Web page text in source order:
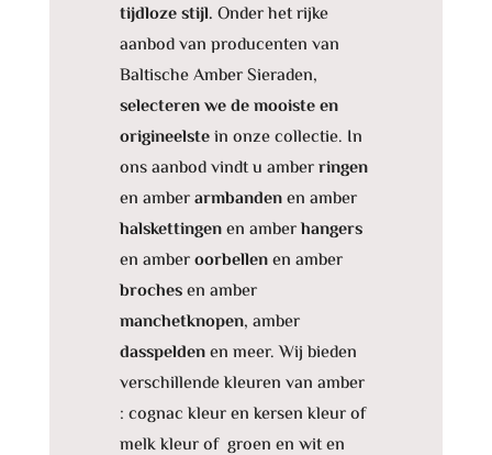
tijdloze stijl. Onder het rijke
aanbod van producenten van
Baltische Amber Sieraden,
selecteren we de mooiste en
origineelstein onze collectie. In
ons aanbod vindt u amberringen
en amberarmbandenen amber
halskettingenen amberhangers
en amberoorbellenen amber
brochesen amber
manchetknopen, amber
dasspeldenen meer. Wij bieden
verschillende kleuren van amber
: cognac kleur en kersen kleur of
melk kleur of groen en wit en